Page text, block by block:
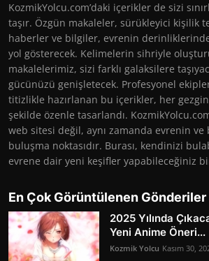
KozmikYolcu.com’daki içerikler de sizi
taşır. Özgün makaleler, sürükleyici kişilik
haberler ve bilgiler, evrenin
yol gösterecek. Kelimelerin sihriyle
makalelerimiz, sizi farklı galaksilere
gücünüzü genişletecek. Profesyonel
titizlikle hazırlanan bu içerikler, her
şekilde özenle tasarlandı.
web sitesi değil, aynı zamanda evrenin
buluşma noktasıdır. Burası, kendinizi
evrene dair yeni keşifler yapabileceğiniz
En Çok Görüntülenen Gönderiler
2025 Yılında
Yeni Anime Öneri...
Kozmik Yolcu Kasım 30,